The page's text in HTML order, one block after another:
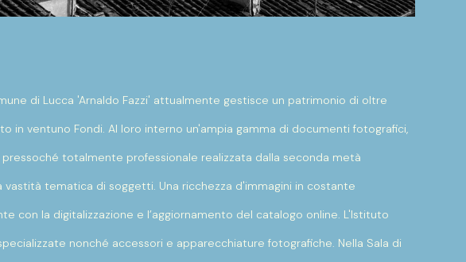
di Lucca 'Arnaldo Fazzi' attualmente gestisce un patrimonio di oltre
in ventuno Fondi. Al loro interno un'ampia gamma di documenti fotografici,
pressoché totalmente professionale realizzata dalla seconda metà
vastità tematica di soggetti. Una ricchezza d'immagini in costante
con la digitalizzazione e l’aggiornamento del catalogo online. L'Istituto
nonché accessori e apparecchiature fotografiche. Nella Sala di